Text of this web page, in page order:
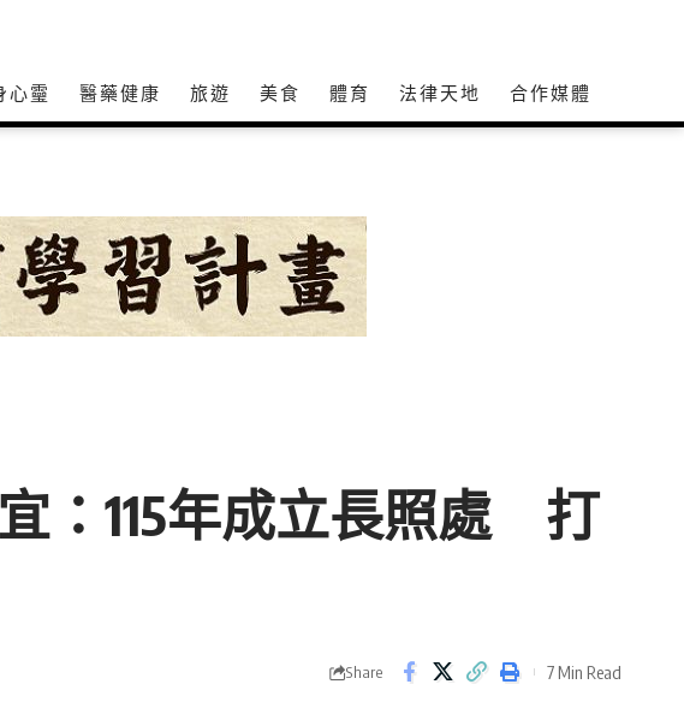
心𩆜 醫藥健康 旅遊 美食 體育 法律天地 合作媒體
：115年成立長照處 打
Share 7 Min Read